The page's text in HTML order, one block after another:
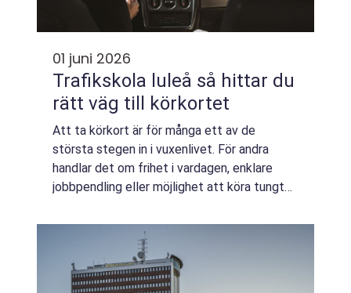
01 juni 2026
Trafikskola luleå så hittar du
rätt väg till körkortet
Att ta körkort är för många ett av de
största stegen in i vuxenlivet. För andra
handlar det om frihet i vardagen, enklare
jobbpendling eller möjlighet att köra tungt
anledning spelar valet av Trafikskola Luleå